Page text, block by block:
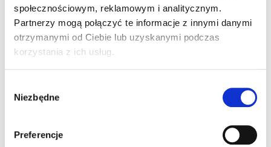
społecznościowym, reklamowym i analitycznym.
Partnerzy mogą połączyć te informacje z innymi danymi
otrzymanymi od Ciebie lub uzyskanymi podczas
korzystania z ich usług.
zgody
Niezbędne
Preferencje
zakazów ruchu”
Pingback:Terrorism